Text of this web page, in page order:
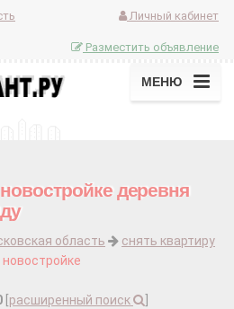
Личный кабинет
Разместить объявление
МЕНЮ
деревня
область
снять квартиру
новостройке
расширенный поиск